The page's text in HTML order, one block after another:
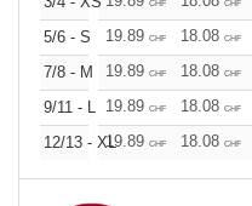
CHF CHF
5/6 - S
19.89 CHF 18.08 CHF
7/8 - M
19.89 CHF 18.08 CHF
9/11 - L 19.89 CHF 18.08 CHF
12/13 - XL19.89 CHF 18.08 CHF